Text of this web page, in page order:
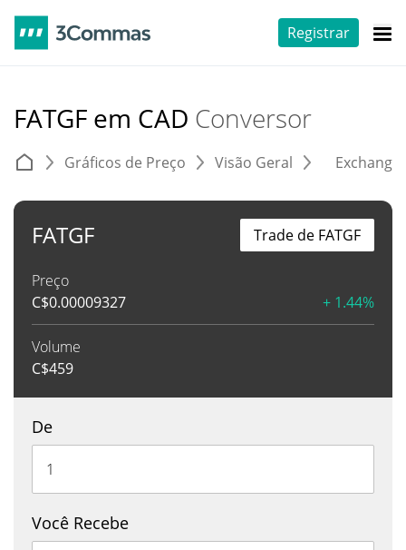
Registrar
FATGF em CAD Conversor
Gráficos de Preço Visão Geral
FATGF
Preço
C$0.00009327 + 1.44%
Volume
C$459
Trade de FATGF
De
Você Recebe